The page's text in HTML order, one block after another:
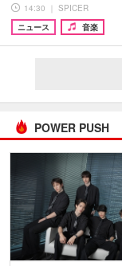
14:30 ｜ SPICER
ニュース
音楽
POWER PUSH